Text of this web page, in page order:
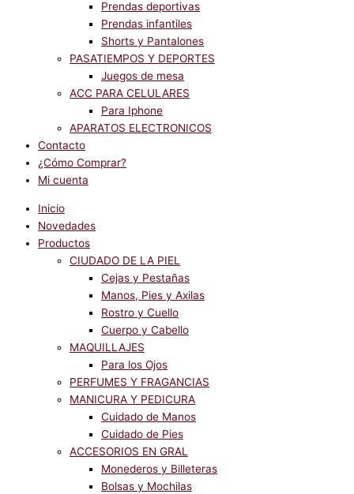
Prendas deportivas
Prendas infantiles
Shorts y Pantalones
PASATIEMPOS Y DEPORTES
Juegos de mesa
ACC PARA CELULARES
Para Iphone
APARATOS ELECTRONICOS
Contacto
¿Cómo Comprar?
Mi cuenta
Inicio
Novedades
Productos
CIUDADO DE LA PIEL
Cejas y Pestañas
Manos, Pies y Axilas
Rostro y Cuello
Cuerpo y Cabello
MAQUILLAJES
Para los Ojos
PERFUMES Y FRAGANCIAS
MANICURA Y PEDICURA
Cuidado de Manos
Cuidado de Pies
ACCESORIOS EN GRAL
Monederos y Billeteras
Bolsas y Mochilas